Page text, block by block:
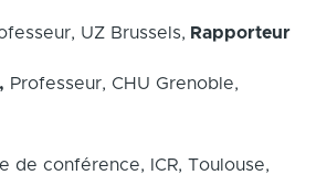
UZ Brussels, Rapporteur
Professeur, CHU Grenoble,
de conférence, ICR, Toulouse,